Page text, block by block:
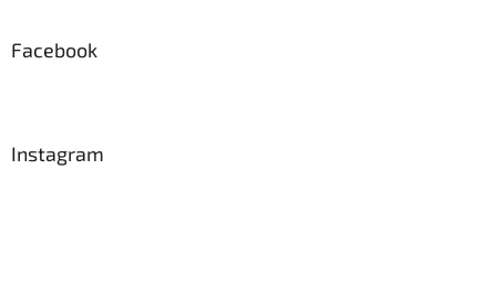
Facebook
Instagram